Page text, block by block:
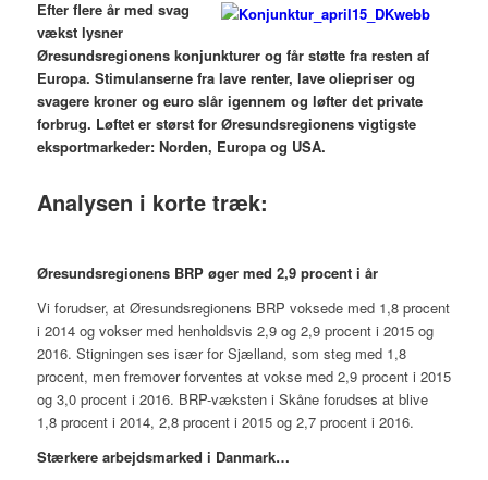
Efter flere år med svag
vækst lysner
Øresundsregionens konjunkturer og får støtte fra resten af
Europa. Stimulanserne fra lave renter, lave oliepriser og
svagere kroner og euro slår igennem og løfter det private
forbrug. Løftet er størst for Øresundsregionens vigtigste
eksportmarkeder: Norden, Europa og USA.
Analysen i korte træk:
Øresundsregionens BRP øger med 2,9 procent i år
Vi forudser, at Øresundsregionens BRP voksede med 1,8 procent
i 2014 og vokser med henholdsvis 2,9 og 2,9 procent i 2015 og
2016. Stigningen ses især for Sjælland, som steg med 1,8
procent, men fremover forventes at vokse med 2,9 procent i 2015
og 3,0 procent i 2016. BRP-væksten i Skåne forudses at blive
1,8 procent i 2014, 2,8 procent i 2015 og 2,7 procent i 2016.
Stærkere arbejdsmarked i Danmark…